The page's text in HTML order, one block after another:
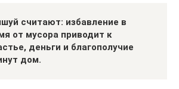
считают: избавление в
от мусора приводит к
деньги и благополучие
дом.